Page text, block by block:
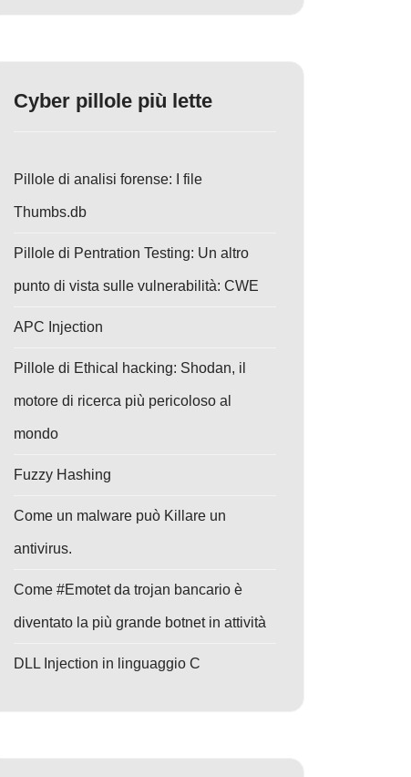
Cyber pillole più lette
Pillole di analisi forense: I file
Thumbs.db
Pillole di Pentration Testing: Un altro
punto di vista sulle vulnerabilità: CWE
APC Injection
Pillole di Ethical hacking: Shodan, il
motore di ricerca più pericoloso al
mondo
Fuzzy Hashing
Come un malware può Killare un
antivirus.
Come #Emotet da trojan bancario è
diventato la più grande botnet in attività
DLL Injection in linguaggio C